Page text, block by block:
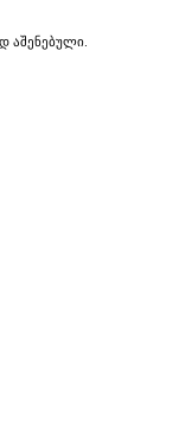
აშენებული.